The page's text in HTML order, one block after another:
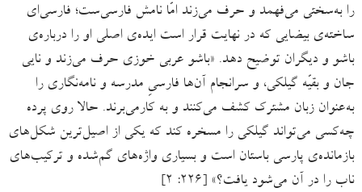
را به‌سختی می‌فهمد و حرف می‌زند امّا نامش فارسی‌ست؛ فارسی‌ای
ساخته‌ی بیضایی که در نهایت قرار است ایده‌ی اصلی او را درباره‌ی
باشو و دیگران توضیح دهد. «باشو عربی خوزی حرف می‌زند و نایی
جان و بقیّه گیلکی، و سرانجام آن‌ها فارسیِ مدرسه و نامه‌نگاری را
به‌عنوان زبان مشترک کشف می‌کنند و به کارمی‌برند. حالا روی پرده
چه‌کسی می‌تواند گیلکی را مسخره کند که یکی از اصیل‌ترین شکل‌های
بازمانده‌ی پارسی باستان است و بسیاری واژه‌های گم‌شده و ترکیب‌های
ناب را در آن می‌شود یافت؟» [۲۲۶: ۲]